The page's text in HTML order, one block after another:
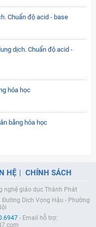
Chuẩn độ acid - base
dịch. Chuẩn độ acid -
hóa học
bằng hóa học
HỆ CHÍNH SÁCH
nghệ giáo dục Thành Phát
Dịch Vọng Hậu - Phường
- Email hỗ trợ: